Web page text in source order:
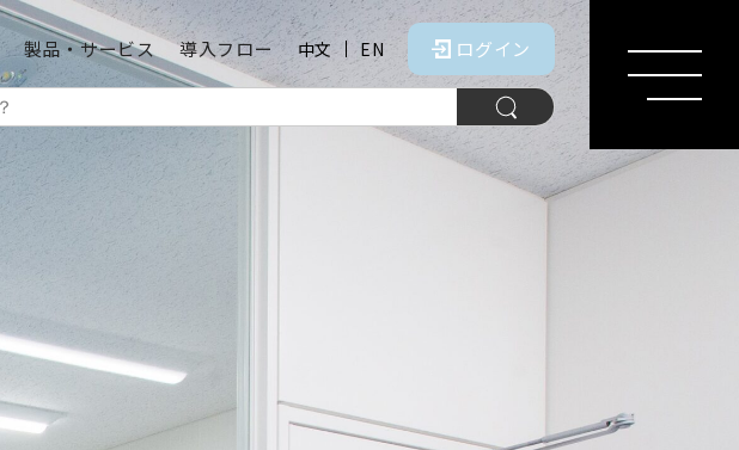
製品・サービス 導入フロー 中文 EN ログイン